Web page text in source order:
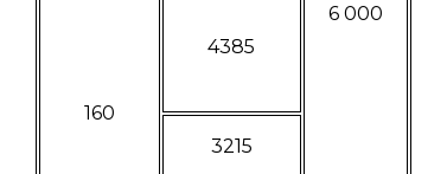
6 000
160
4385
3215